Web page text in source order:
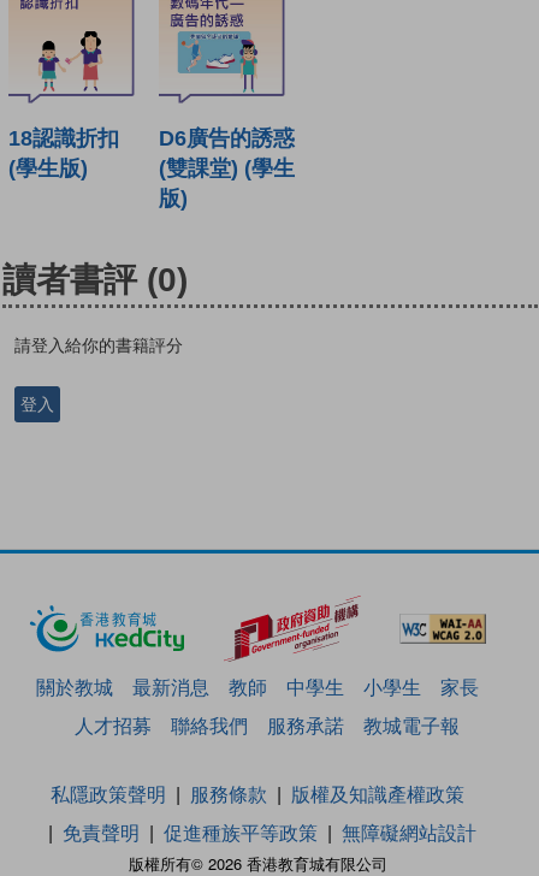
18認識折扣
(學生版)
D6廣告的誘惑
(雙課堂) (學生
版)
讀者書評 (0)
請登入給你的書籍評分
登入
關於教城 最新消息 教師 中學生 小學生
家長
人才招募
聯絡我們 服務承諾 教城電子報
版權所有© 2026 香港教育城有限公司
私隱政策聲明 服務條款
版權及知識產權政策
免責聲明
促進種族平等政策 無障礙網站設計